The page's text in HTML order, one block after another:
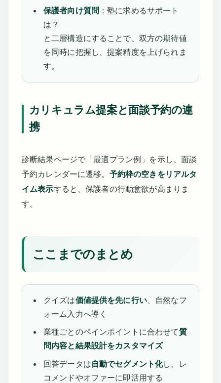
保護者向け質問 ：塾に求めるサポート
は？
と二層構造にすることで、双方の期待値
を同時に把握し、提案精度を上げられま
す。
カリキュラム提案と面談予約の連
携
診断結果ページで「最適プラン例」を示し、面談
予約カレンダーに遷移。 予約枠の空きをリアルタ
イム表示すると、保護者の行動意欲が高まりま
す。
ここまでのまとめ
クイズは価値提供を先に行い、自然なフ
ォーム入力へ導く
業種ごとのペインポイントに合わせて質
問内容と結果設計をカスタマイズ
回答データは自動でセグメント化し、レ
コメンドやオファーに即活用する